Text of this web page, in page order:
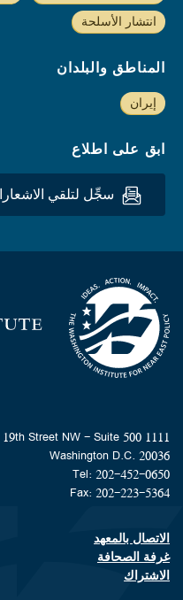
انتشار الأسلحة
المناطق والبلدان
إيران
ابق على اطلاع
سجِّل لتلقي
Homepage
1111 19th Street NW - Suite 500
Washington D.C. 20036
Tel: 202-452-0650
Fax: 202-223-5364
Footer contact links
الاتصال بالمعهد
غرفة الصحافة
الاشتراك